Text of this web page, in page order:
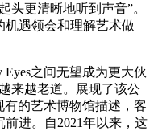
头更清晰地听到声音”。
机遇领会和理解艺术做
之间无望成为更大伙
来越老道。展现了该公
的艺术博物馆描述，客
进。自2021年以来，这